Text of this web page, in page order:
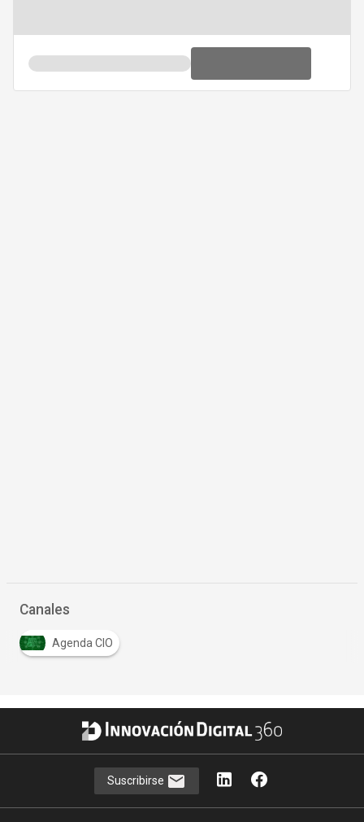
Canales
Agenda CIO
Suscribirse